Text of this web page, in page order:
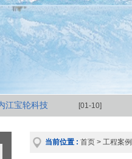
江宝轮科技 [01-10]
当前位置 : 首页 > 工程案例